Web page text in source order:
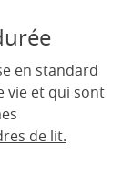
en standard
vie et qui sont
de lit.